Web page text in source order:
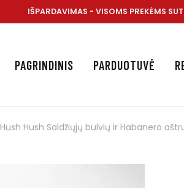
IŠPARDAVIMAS - VISOMS PREKĖMS
PAGRINDINIS PARDUOTUVĖ
Hush Hush Saldžiųjų bulvių ir Habanero